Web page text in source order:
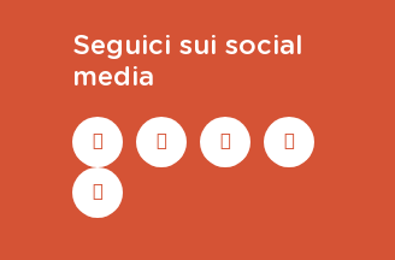
Seguici sui social
media